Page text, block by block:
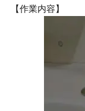
【作業内容】